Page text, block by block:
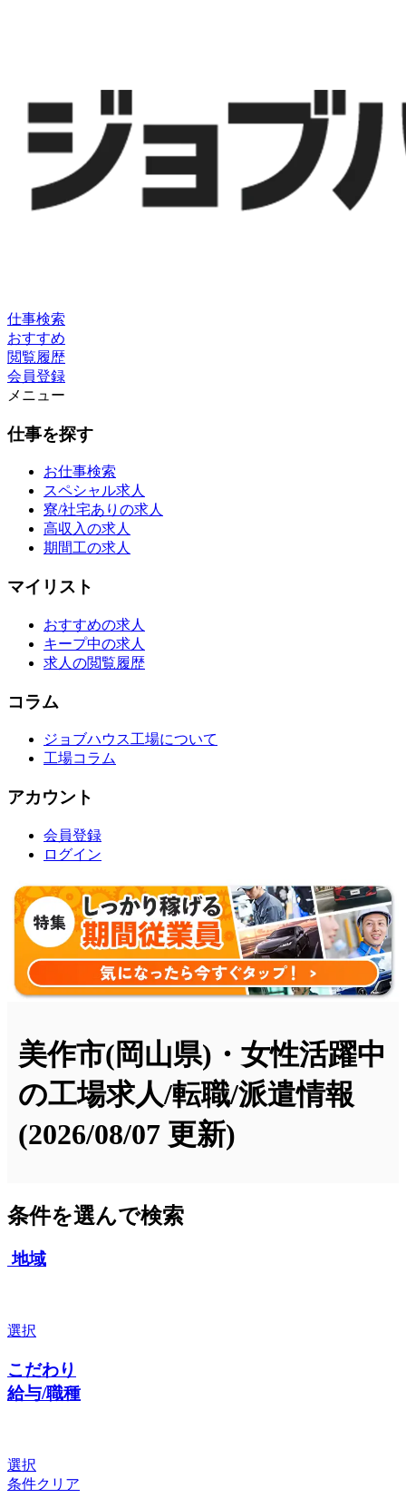
仕事検索
おすすめ
閲覧履歴
会員登録
メニュー
仕事を探す
お仕事検索
スペシャル求人
寮/社宅ありの求人
高収入の求人
期間工の求人
マイリスト
おすすめの求人
キープ中の求人
求人の閲覧履歴
コラム
ジョブハウス工場について
工場コラム
アカウント
会員登録
ログイン
美作市(岡山県)・女性活躍中
の工場求人/転職/派遣情報
(2026/08/07 更新)
条件を選んで検索
地域
選択
こだわり
給与/職種
選択
条件クリア